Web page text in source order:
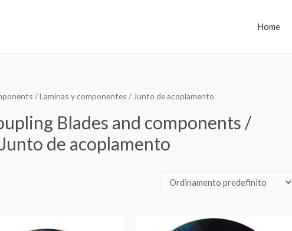
Home
/ Laminas y componentes / Junto de acoplamento
Blades and components /
de acoplamento